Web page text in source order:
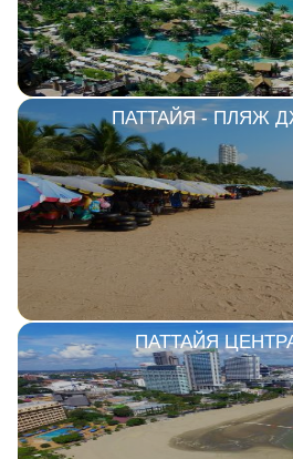
ПАТТАЙЯ - ПЛЯЖ
ПАТТАЙЯ